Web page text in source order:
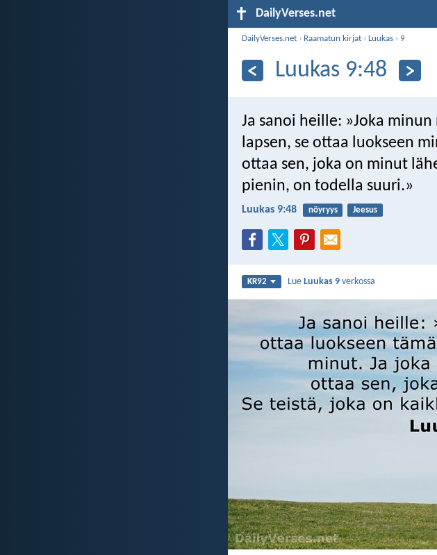
DailyVerses.net
DailyVerses.net › Raamatun kirjat ›Luukas › 9
Luukas 9:48
Ja sanoi heille: »Joka
lapsen, se ottaa luokseen
ottaa sen, joka on minut
pienin, on todella suuri.»
Luukas 9:48 nöyryys Jeesus
KR92 LueLuukas 9 verkossa